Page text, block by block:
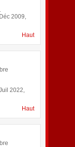
2009,
Haut
2022,
Haut